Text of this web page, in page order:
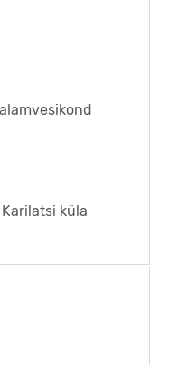
küla